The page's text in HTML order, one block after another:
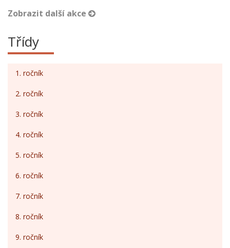
Zobrazit další akce
Třídy
1. ročník
2. ročník
3. ročník
4. ročník
5. ročník
6. ročník
7. ročník
8. ročník
9. ročník